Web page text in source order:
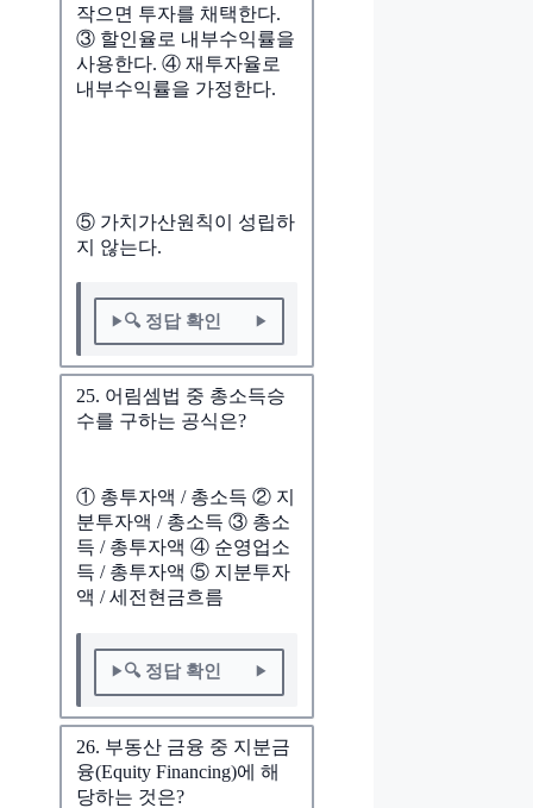
작으면 투자를 채택한다.
③ 할인율로 내부수익률을
사용한다. ④ 재투자율로
내부수익률을 가정한다.
⑤ 가치가산원칙이 성립하
지 않는다.
🔍 정답 확인
25. 어림셈법 중 총소득승
수를 구하는 공식은?
① 총투자액 / 총소득 ② 지
분투자액 / 총소득 ③ 총소
득 / 총투자액 ④ 순영업소
득 / 총투자액 ⑤ 지분투자
액 / 세전현금흐름
🔍 정답 확인
26. 부동산 금융 중 지분금
융(Equity Financing)에 해
당하는 것은?